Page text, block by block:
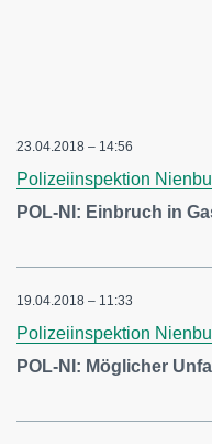
23.04.2018 – 14:56
Polizeiinspektion
POL-NI: Einbruch in
19.04.2018 – 11:33
Polizeiinspektion
POL-NI: Möglicher